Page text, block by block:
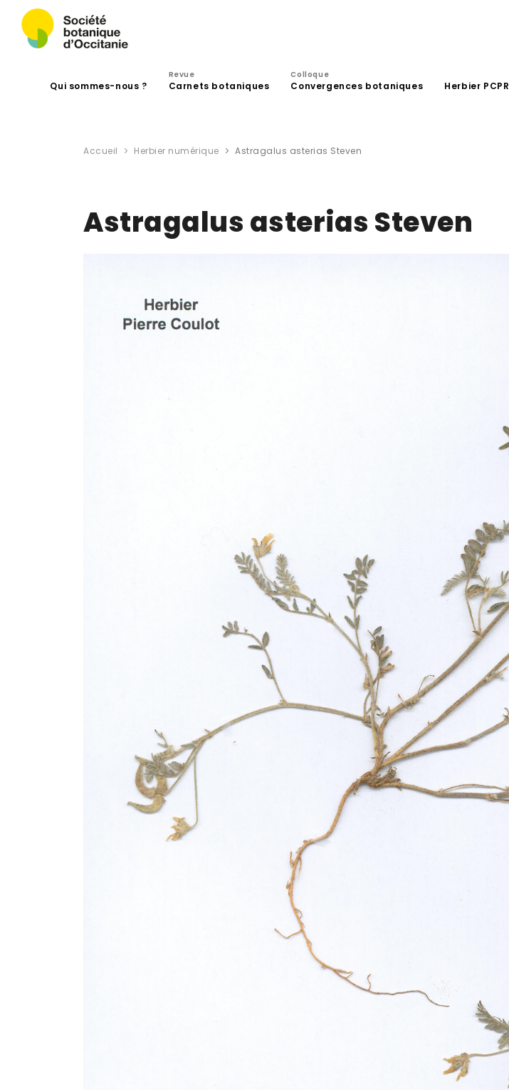
Qui sommes-nous ?
Revue
Carnets botaniques
Colloque
Convergences botaniques Herbier PCPR
Accueil Herbier numérique Astragalus asterias Steven
Astragalus asterias Steven